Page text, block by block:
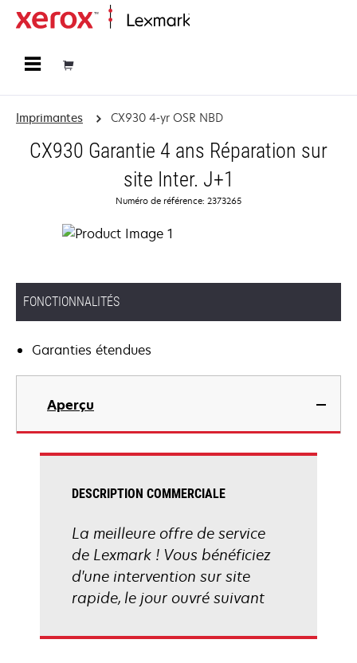
Imprimantes CX930 4-yr OSR NBD
CX930 Garantie 4 ans Réparation sur
site Inter. J+1
Numéro de référence: 2373265
FONCTIONNALITÉS
Garanties étendues
Aperçu
DESCRIPTION COMMERCIALE
La meilleure offre de service
de Lexmark ! Vous bénéficiez
d'une intervention sur site
rapide, le jour ouvré suivant